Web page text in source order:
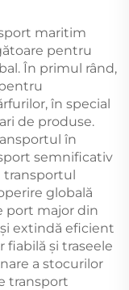
maritim
pentru
În primul rând,
în special
de produse.
în
semnificativ
transportul
globală
port major din
extindă eficient
fiabilă și traseele
a stocurilor
transport